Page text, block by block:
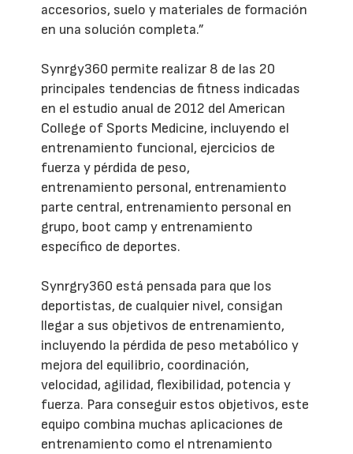
accesorios, suelo y materiales de formación
en una solución completa.”
Synrgy360 permite realizar 8 de las 20
principales tendencias de fitness indicadas
en el estudio anual de 2012 del American
College of Sports Medicine, incluyendo el
entrenamiento funcional, ejercicios de
fuerza y pérdida de peso,
entrenamiento personal, entrenamiento
parte central, entrenamiento personal en
grupo, boot camp y entrenamiento
específico de deportes.
Synrgry360 está pensada para que los
deportistas, de cualquier nivel, consigan
llegar a sus objetivos de entrenamiento,
incluyendo la pérdida de peso metabólico y
mejora del equilibrio, coordinación,
velocidad, agilidad, flexibilidad, potencia y
fuerza. Para conseguir estos objetivos, este
equipo combina muchas aplicaciones de
entrenamiento como el ntrenamiento